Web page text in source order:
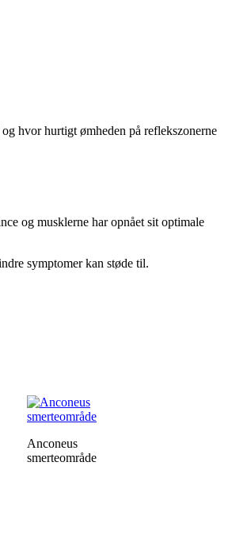
hvor hurtigt ømheden på reflekszonerne
og musklerne har opnået sit optimale
symptomer kan støde til.
Anconeus
smerteområde